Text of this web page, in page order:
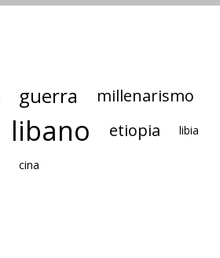
guerra millenarismo
libano etiopia libia
cina